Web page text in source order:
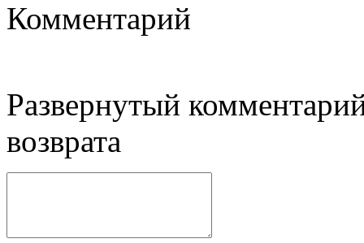
Комментарий
Развернутый
возврата